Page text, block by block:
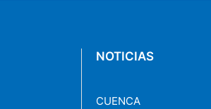
NOTICIAS
CUENCA